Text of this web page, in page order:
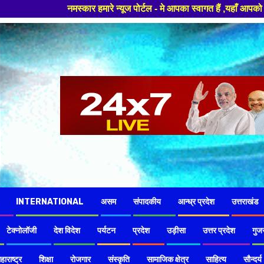
न्यूज पोर्टल - मे आपका स्वागत हैं ,यहाँ आपको हमेशा ताजा खबरों से रूबरू
INTERNATIONAL असम संपादकीय आन्ध्र प्रदेश उत्तराखंड
टेक्नोलॉजी देश विदेश पर्यटन प्रदेश उड़ीसा उत्तर प्रदेश
शिक्षा रोजगार संस्कृति सामाजिक क्षेत्र साहित्य सौन्दर्य